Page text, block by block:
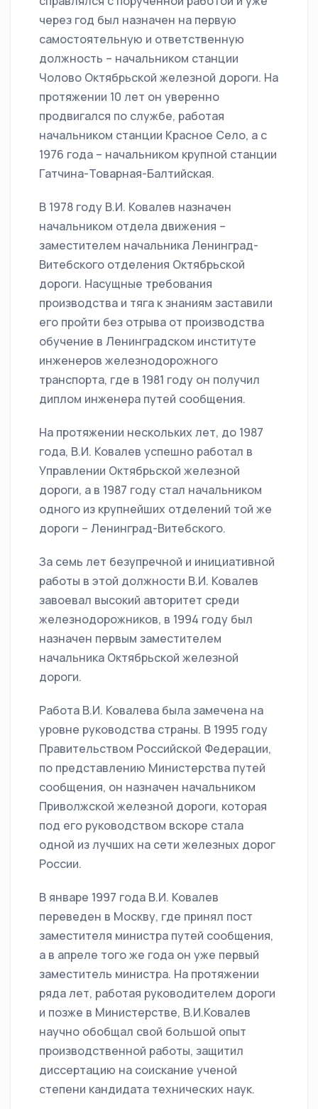
через год был назначен на первую
самостоятельную и ответственную
должность – начальником станции
Чолово Октябрьской железной дороги. На
протяжении 10 лет он уверенно
продвигался по службе, работая
начальником станции Красное Село, а с
1976 года – начальником крупной станции
Гатчина-Товарная-Балтийская.
В 1978 году В.И. Ковалев назначен
начальником отдела движения –
заместителем начальника Ленинград-
Витебского отделения Октябрьской
дороги. Насущные требования
производства и тяга к знаниям заставили
его пройти без отрыва от производства
обучение в Ленинградском институте
инженеров железнодорожного
транспорта, где в 1981 году он получил
диплом инженера путей сообщения.
На протяжении нескольких лет, до 1987
года, В.И. Ковалев успешно работал в
Управлении Октябрьской железной
дороги, а в 1987 году стал начальником
одного из крупнейших отделений той же
дороги – Ленинград-Витебского.
За семь лет безупречной и инициативной
работы в этой должности В.И. Ковалев
завоевал высокий авторитет среди
железнодорожников, в 1994 году был
назначен первым заместителем
начальника Октябрьской железной
дороги.
Работа В.И. Ковалева была замечена на
уровне руководства страны. В 1995 году
Правительством Российской Федерации,
по представлению Министерства путей
сообщения, он назначен начальником
Приволжской железной дороги, которая
под его руководством вскоре стала
одной из лучших на сети железных дорог
России.
В январе 1997 года В.И. Ковалев
переведен в Москву, где принял пост
заместителя министра путей сообщения,
а в апреле того же года он уже первый
заместитель министра. На протяжении
ряда лет, работая руководителем дороги
и позже в Министерстве, В.И.Ковалев
научно обобщал свой большой опыт
производственной работы, защитил
диссертацию на соискание ученой
степени кандидата технических наук.